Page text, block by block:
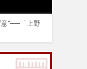
”──「上野